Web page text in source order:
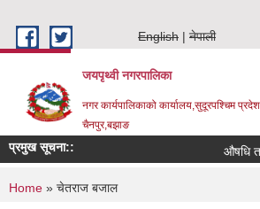
English
नेपाली
जयपृथ्वी नगरपालिका
नगर कार्यपालिकाको कार्यालय,सुदूरपश्चिम
चैनपुर,बझाङ
प्रमुख सूचना:: औषधि
You are here
Home » चेतराज बजाल